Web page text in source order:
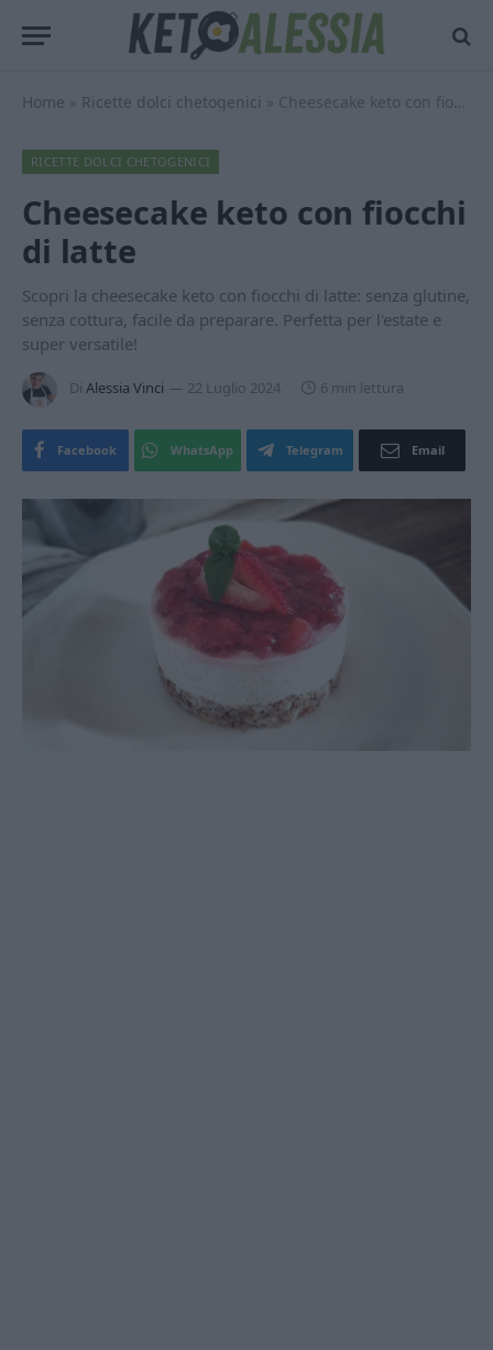
Home » Ricette dolci chetogenici » Cheesecake keto con fiocchi di latte
RICETTE DOLCI CHETOGENICI
Cheesecake keto con fiocchi
di latte
Scopri la cheesecake keto con fiocchi di latte: senza glutine,
senza cottura, facile da preparare. Perfetta per l'estate e
super versatile!
Di Alessia Vinci 22 Luglio 2024 6 min lettura
Facebook WhatsApp Telegram Email